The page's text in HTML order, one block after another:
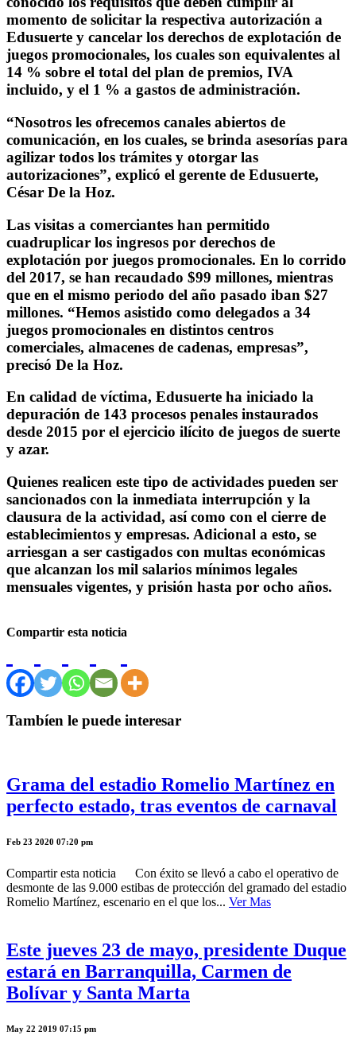
momento de solicitar la respectiva autorización a
Edusuerte y cancelar los derechos de explotación de
juegos promocionales, los cuales son equivalentes al
14 % sobre el total del plan de premios, IVA
incluido, y el 1 % a gastos de administración.
“Nosotros les ofrecemos canales abiertos de
comunicación, en los cuales, se brinda asesorías para
agilizar todos los trámites y otorgar las
autorizaciones”, explicó el gerente de Edusuerte,
César De la Hoz.
Las visitas a comerciantes han permitido
cuadruplicar los ingresos por derechos de
explotación por juegos promocionales. En lo corrido
del 2017, se han recaudado $99 millones, mientras
que en el mismo periodo del año pasado iban $27
millones. “Hemos asistido como delegados a 34
juegos promocionales en distintos centros
comerciales, almacenes de cadenas, empresas”,
precisó De la Hoz.
En calidad de víctima, Edusuerte ha iniciado la
depuración de 143 procesos penales instaurados
desde 2015 por el ejercicio ilícito de juegos de suerte
y azar.
Quienes realicen este tipo de actividades pueden ser
sancionados con la inmediata interrupción y la
clausura de la actividad, así como con el cierre de
establecimientos y empresas. Adicional a esto, se
arriesgan a ser castigados con multas económicas
que alcanzan los mil salarios mínimos legales
mensuales vigentes, y prisión hasta por ocho años.
Compartir esta noticia
Tambíen le puede interesar
Grama del estadio Romelio Martínez en
perfecto estado, tras eventos de carnaval
Feb 23 2020 07:20 pm
Compartir esta noticia Con éxito se llevó a cabo el operativo de
desmonte de las 9.000 estibas de protección del gramado del estadio
Romelio Martínez, escenario en el que los... Ver Mas
Este jueves 23 de mayo, presidente Duque
estará en Barranquilla, Carmen de
Bolívar y Santa Marta
May 22 2019 07:15 pm